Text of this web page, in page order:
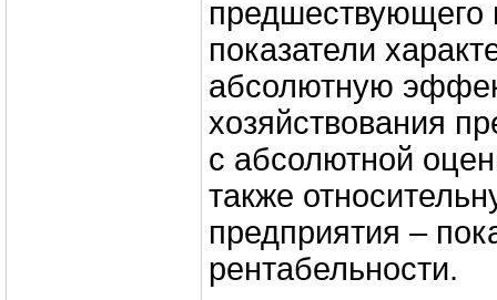
показатели
абсолютную
хозяйствования
с абсолютной
также
предприятия –
рентабельности.